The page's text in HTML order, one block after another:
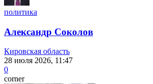
политика
Александр Соколов
Кировская область
28 июля 2026, 11:47
0
corner